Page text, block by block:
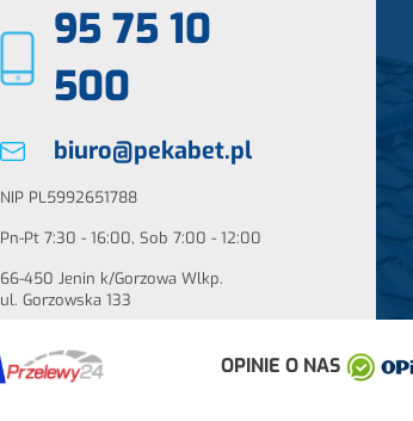
95 75 10
500
biuro@pekabet.pl
NIP PL5992651788
Pn-Pt 7:30 - 16:00, Sob 7:00 - 12:00
66-450 Jenin k/Gorzowa Wlkp.
ul. Gorzowska 133
OPINIE O NAS